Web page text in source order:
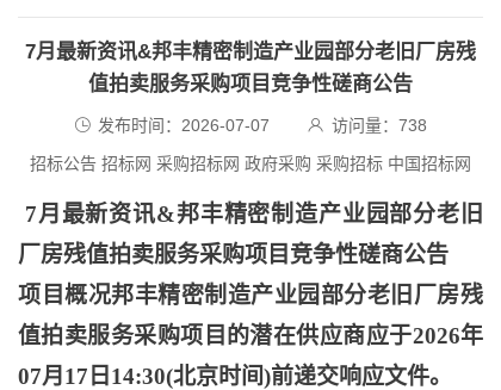
7月最新资讯&邦丰精密制造产业园部分老旧厂房残
值拍卖服务采购项目竞争性磋商公告
发布时间：2026-07-07 访问量： 738
招标公告 招标网 采购招标网 政府采购 采购招标 中国招标网
7月最新资讯&邦丰精密制造产业园部分老旧
厂房残值拍卖服务采购项目竞争性磋商公告
项目概况邦丰精密制造产业园部分老旧厂房残
值拍卖服务采购项目的潜在供应商应于2026年
07月17日14:30(北京时间)前递交响应文件。